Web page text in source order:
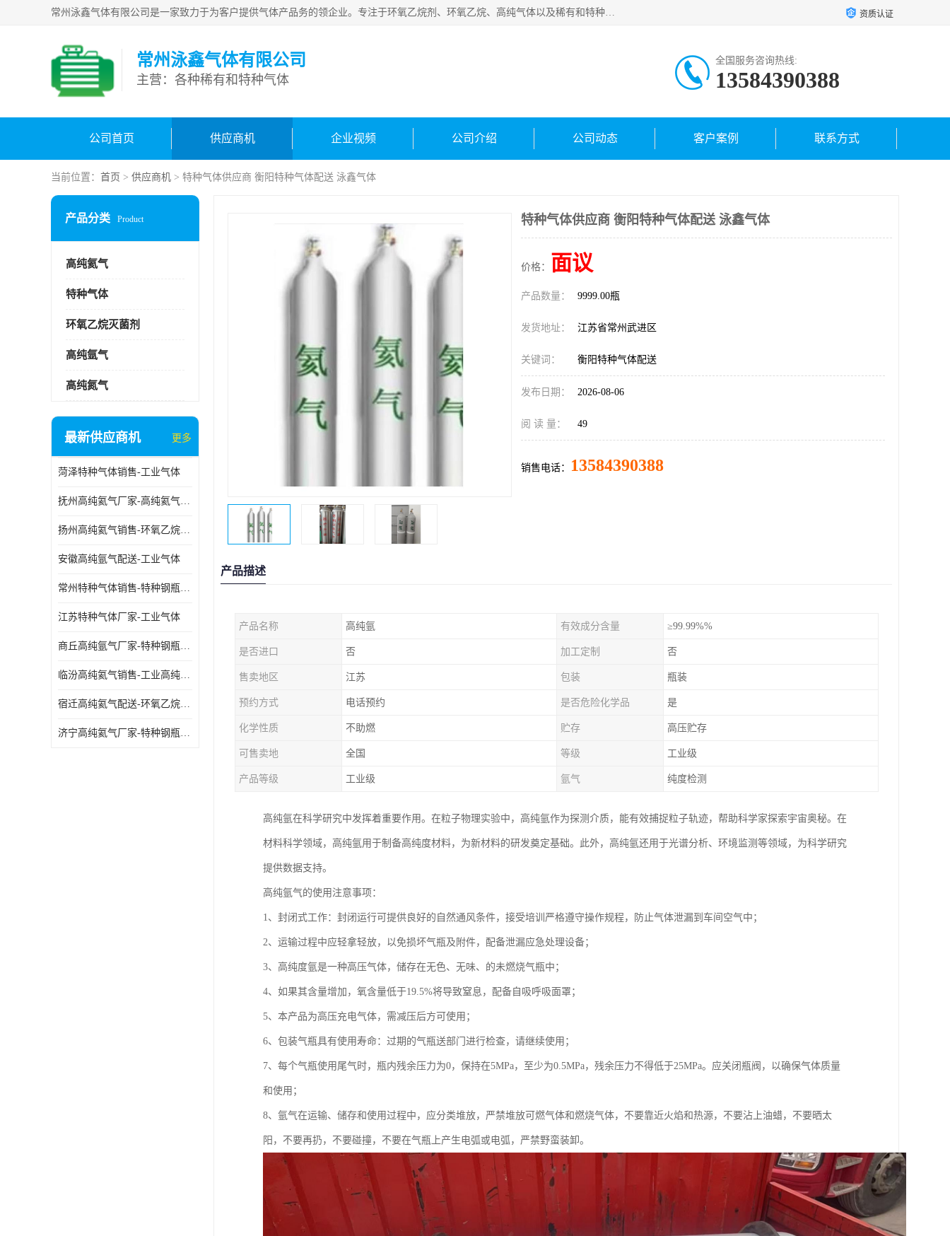
常州泳鑫气体有限公司是一家致力于为客户提供气体产品务的领企业。专注于环氧乙烷剂、环氧乙烷、高纯气体以及稀有和特种气体的研发、生产、销售和配送，产品广泛应用于医疗、电子、科研、化工、食品等多个领域。主要产品有：环氧乙烷灭菌剂，环氧乙烷，高纯氩，氮，氪，氙，氖，氘，笑，氦，氢，氧等各种稀有和特种气体。 资质认证
常州泳鑫气体有限公司
主营：各种稀有和特种气体
全国服务咨询热线:
13584390388
公司首页 供应商机 企业视频 公司介绍 公司动态 客户案例 联系方式
当前位置： 首页 > 供应商机 > 特种气体供应商 衡阳特种气体配送 泳鑫气体
产品分类 Product
高纯氦气
特种气体
环氧乙烷灭菌剂
高纯氩气
高纯氮气
最新供应商机 更多
菏泽特种气体销售-工业气体
抚州高纯氦气厂家-高纯氦气标准气体
扬州高纯氦气销售-环氧乙烷灭菌剂
安徽高纯氩气配送-工业气体
常州特种气体销售-特种钢瓶年检配件销售
江苏特种气体厂家-工业气体
商丘高纯氩气厂家-特种钢瓶年检配件销售
临汾高纯氦气销售-工业高纯氦气
宿迁高纯氦气配送-环氧乙烷灭菌剂
济宁高纯氦气厂家-特种钢瓶年检配件销售
特种气体供应商 衡阳特种气体配送 泳鑫气体
价格： 面议
产品数量： 9999.00瓶
发货地址： 江苏省常州武进区
关键词： 衡阳特种气体配送
发布日期： 2026-08-06
阅 读 量： 49
销售电话： 13584390388
产品描述
产品名称 高纯氩 有效成分含量 ≥99.99%%
是否进口 否 加工定制 否
售卖地区 江苏 包装 瓶装
预约方式 电话预约 是否危险化学品 是
化学性质 不助燃 贮存 高压贮存
可售卖地 全国 等级 工业级
产品等级 工业级 氩气 纯度检测
高纯氩在科学研究中发挥着重要作用。在粒子物理实验中，高纯氩作为探测介质，能有效捕捉粒子轨迹，帮助科学家探索宇宙奥秘。在
材料科学领域，高纯氩用于制备高纯度材料，为新材料的研发奠定基础。此外，高纯氩还用于光谱分析、环境监测等领域，为科学研究
提供数据支持。
高纯氩气的使用注意事项：
1、封闭式工作：封闭运行可提供良好的自然通风条件，接受培训严格遵守操作规程，防止气体泄漏到车间空气中；
2、运输过程中应轻拿轻放，以免损坏气瓶及附件，配备泄漏应急处理设备；
3、高纯度氩是一种高压气体，储存在无色、无味、的未燃烧气瓶中；
4、如果其含量增加，氧含量低于19.5%将导致窒息，配备自吸呼吸面罩；
5、本产品为高压充电气体，需减压后方可使用；
6、包装气瓶具有使用寿命：过期的气瓶送部门进行检查，请继续使用；
7、每个气瓶使用尾气时，瓶内残余压力为0，保持在5MPa，至少为0.5MPa，残余压力不得低于25MPa。应关闭瓶阀，以确保气体质量
和使用；
8、氩气在运输、储存和使用过程中，应分类堆放，严禁堆放可燃气体和燃烧气体，不要靠近火焰和热源，不要沾上油蜡，不要晒太
阳，不要再扔，不要碰撞，不要在气瓶上产生电弧或电弧，严禁野蛮装卸。